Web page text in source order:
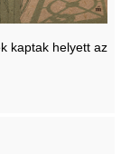
kaptak helyett az